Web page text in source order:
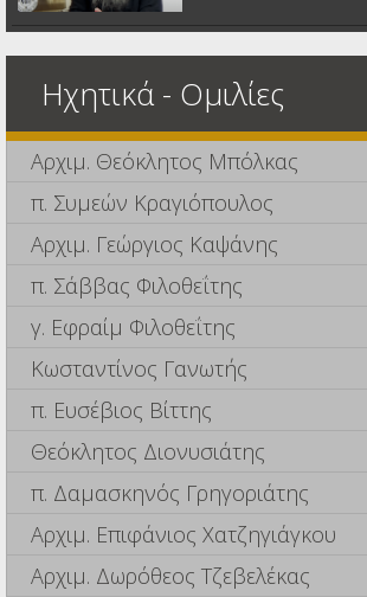
Ηχητικά - Ομιλίες
Αρχιμ. Θεόκλητος Μπόλκας
π. Συμεών Κραγιόπουλος
Αρχιμ. Γεώργιος Καψάνης
π. Σάββας Φιλοθεΐτης
γ. Εφραίμ Φιλοθεΐτης
Κωσταντίνος Γανωτής
π. Ευσέβιος Βίττης
Θεόκλητος Διονυσιάτης
π. Δαμασκηνός Γρηγοριάτης
Αρχιμ. Επιφάνιος Χατζηγιάγκου
Αρχιμ. Δωρόθεος Τζεβελέκας